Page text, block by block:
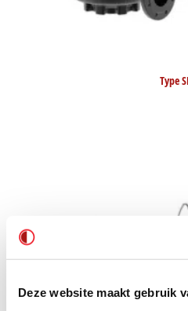
Deze website maakt gebruik
Type